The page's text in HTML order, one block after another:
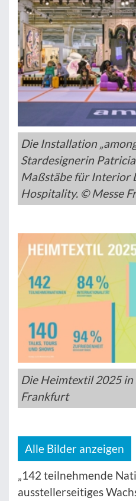
Die Installation
Stardesignerin
Maßstäbe für Interior
Hospitality. © Messe
Die Heimtextil 2025 in
Frankfurt
Alle Bilder anzeigen
„142 teilnehmende
ausstellerseitiges